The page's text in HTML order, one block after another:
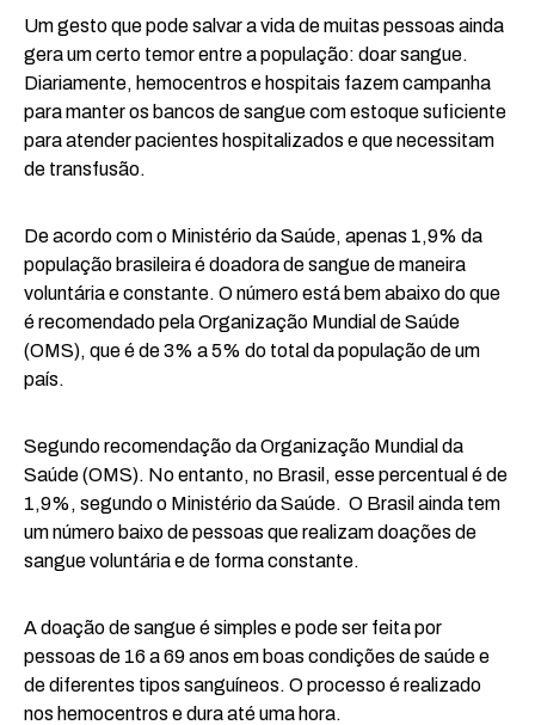
Um gesto que pode salvar a vida de muitas pessoas ainda
gera um certo temor entre a população: doar sangue.
Diariamente, hemocentros e hospitais fazem campanha
para manter os bancos de sangue com estoque suficiente
para atender pacientes hospitalizados e que necessitam
de transfusão.
De acordo com o Ministério da Saúde, apenas 1,9% da
população brasileira é doadora de sangue de maneira
voluntária e constante. O número está bem abaixo do que
é recomendado pela Organização Mundial de Saúde
(OMS), que é de 3% a 5% do total da população de um
país.
Segundo recomendação da Organização Mundial da
Saúde (OMS). No entanto, no Brasil, esse percentual é de
1,9%, segundo o Ministério da Saúde. O Brasil ainda tem
um número baixo de pessoas que realizam doações de
sangue voluntária e de forma constante.
A doação de sangue é simples e pode ser feita por
pessoas de 16 a 69 anos em boas condições de saúde e
de diferentes tipos sanguíneos. O processo é realizado
nos hemocentros e dura até uma hora.